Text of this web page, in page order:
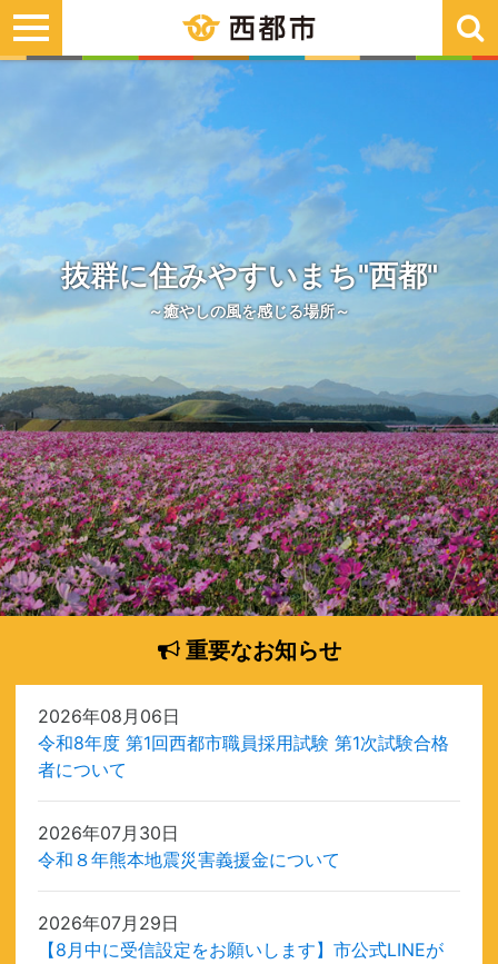
toggle
navigation
抜群に住みやすいまち"西都"
～癒やしの風を感じる場所～
重要なお知らせ
2026年08月06日
令和8年度 第1回西都市職員採用試験 第1次試験合格
者について
2026年07月30日
令和８年熊本地震災害義援金について
2026年07月29日
【8月中に受信設定をお願いします】市公式LINEが